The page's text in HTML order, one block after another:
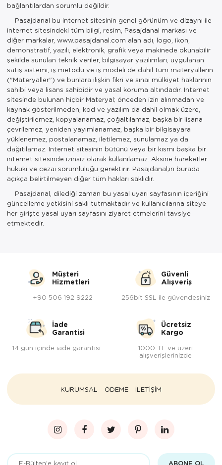
bağlantılardan sorumlu değildir.
Pasajdanal bu internet sitesinin genel görünüm ve dizaynı ile
internet sitesindeki tüm bilgi, resim, Pasajdanal markası ve
diğer markalar, www.pasajdanal.com alan adı, logo, ikon,
demonstratif, yazılı, elektronik, grafik veya makinede okunabilir
şekilde sunulan teknik veriler, bilgisayar yazılımları, uygulanan
satış sistemi, iş metodu ve iş modeli de dahil tüm materyallerin
("Materyaller") ve bunlara ilişkin fikri ve sınai mülkiyet haklarının
sahibi veya lisans sahibidir ve yasal koruma altındadır. Internet
sitesinde bulunan hiçbir Materyal; önceden izin alınmadan ve
kaynak gösterilmeden, kod ve yazılım da dahil olmak üzere,
değiştirilemez, kopyalanamaz, çoğaltılamaz, başka bir lisana
çevrilemez, yeniden yayımlanamaz, başka bir bilgisayara
yüklenemez, postalanamaz, iletilemez, sunulamaz ya da
dağıtılamaz. Internet sitesinin bütünü veya bir kısmı başka bir
internet sitesinde izinsiz olarak kullanılamaz. Aksine hareketler
hukuki ve cezai sorumluluğu gerektirir. Pasajdanal;in burada
açıkça belirtilmeyen diğer tüm hakları saklıdır.
Pasajdanal, dilediği zaman bu yasal uyarı sayfasının içeriğini
güncelleme yetkisini saklı tutmaktadır ve kullanıcılarına siteye
her girişte yasal uyarı sayfasını ziyaret etmelerini tavsiye
etmektedir.
Müşteri
Hizmetleri
+90 506 192 9222
Güvenli
Alışveriş
256bit SSL ile güvendesiniz
İade
Garantisi
14 gün içinde iade garantisi
Ücretsiz
Kargo
1000 TL ve üzeri
alışverişlerinizde
KURUMSAL ÖDEME İLETİŞİM
ABONE OL